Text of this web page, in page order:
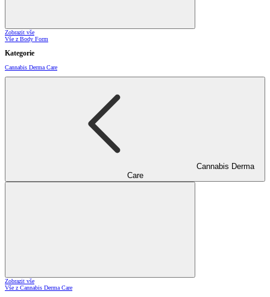
Zobrazit vše
Vše z Body Form
Kategorie
Cannabis Derma Care
Cannabis Derma
Care
Zobrazit vše
Vše z Cannabis Derma Care